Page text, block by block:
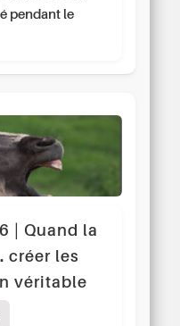
pendant le
| Quand la
créer les
véritable